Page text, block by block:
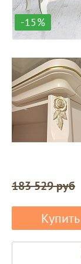
-15%
183 529 руб
Купить